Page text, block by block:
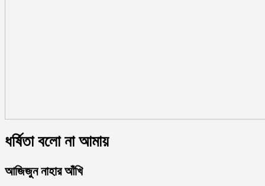
ধর্ষিতা বলো না আমায়
আজিজুন নাহার আঁখি